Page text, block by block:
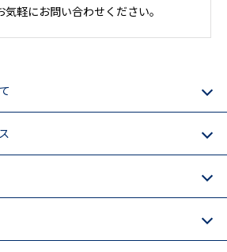
気軽にお問い合わせください。